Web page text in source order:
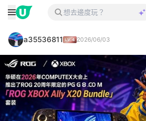
a35536811 2026/06/03